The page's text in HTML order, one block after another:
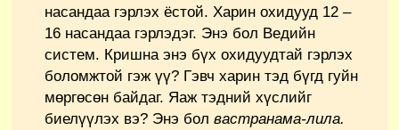
насандаа гэрлэх ёстой. Харин охидууд 12 –
16 насандаа гэрлэдэг. Энэ бол Ведийн
систем. Кришна энэ бүх охидуудтай гэрлэх
боломжтой гэж үү? Гэвч харин тэд бүгд гуйн
мөргөсөн байдаг. Яаж тэдний хүслийг
биелүүлэх вэ? Энэ бол вастранама-лила.